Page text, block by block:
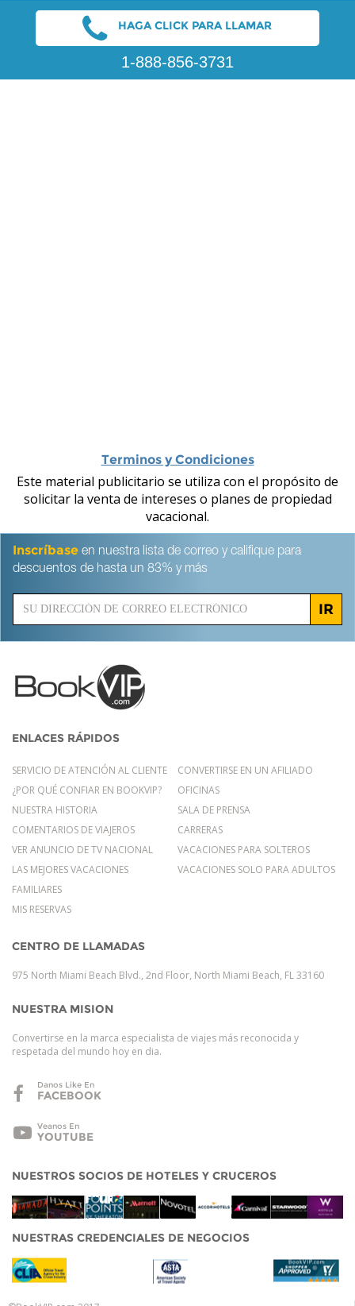
HAGA CLICK PARA LLAMAR
1-888-856-3731
Terminos y Condiciones
Este material publicitario se utiliza con el propósito de
solicitar la venta de intereses o planes de propiedad
vacacional.
Inscríbase en nuestra lista de correo y califique para
descuentos de hasta un 83% y más
IR
ENLACES RÁPIDOS
SERVICIO DE ATENCIÓN AL CLIENTE
¿POR QUÉ CONFIAR EN BOOKVIP?
NUESTRA HISTORIA
COMENTARIOS DE VIAJEROS
VER ANUNCIO DE TV NACIONAL
LAS MEJORES VACACIONES
FAMILIARES
MIS RESERVAS
CONVERTIRSE EN UN AFILIADO
OFICINAS
SALA DE PRENSA
CARRERAS
VACACIONES PARA SOLTEROS
VACACIONES SOLO PARA ADULTOS
CENTRO DE LLAMADAS
975 North Miami Beach Blvd., 2nd Floor, North Miami Beach, FL 33160
NUESTRA MISION
Convertirse en la marca especialista de viajes más reconocida y
respetada del mundo hoy en dia.
Danos Like En
FACEBOOK
Veanos En
YOUTUBE
NUESTROS SOCIOS DE HOTELES Y CRUCEROS
NUESTRAS CREDENCIALES DE NEGOCIOS